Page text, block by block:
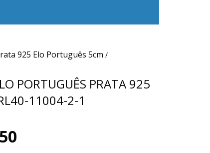
925 Elo Português 5cm /
PORTUGUÊS PRATA 925
11004-2-1